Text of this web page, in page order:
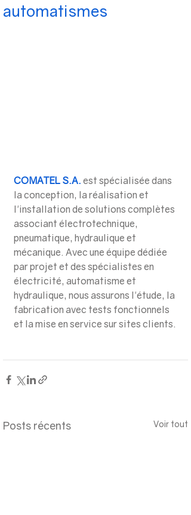
automatismes
COMATEL S.A. est spécialisée dans
la conception, la réalisation et
l'installation de solutions complètes
associant électrotechnique,
pneumatique, hydraulique et
mécanique. Avec une équipe dédiée
par projet et des spécialistes en
électricité, automatisme et
hydraulique, nous assurons l'étude, la
fabrication avec tests fonctionnels
et la mise en service sur sites clients.
Posts récents Voir tout